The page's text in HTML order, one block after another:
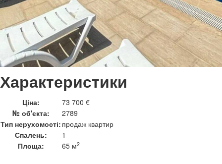
Характеристики
Ціна:
73 700 €
№ об'єкта:
2789
Тип нерухомості: продаж квартир
Спалень:
1
Площа:
65 м2